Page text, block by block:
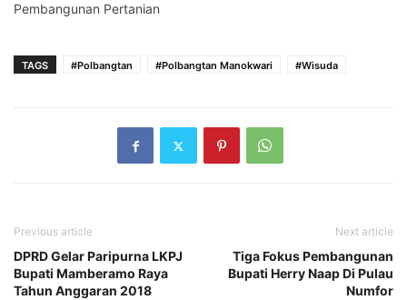
Pembangunan Pertanian
TAGS #Polbangtan #Polbangtan Manokwari #Wisuda
Previous article
DPRD Gelar Paripurna LKPJ
Bupati Mamberamo Raya
Tahun Anggaran 2018
Next article
Tiga Fokus Pembangunan
Bupati Herry Naap Di Pulau
Numfor